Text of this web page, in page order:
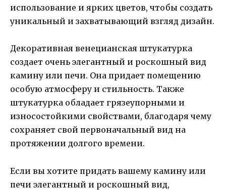
использование и ярких цветов, чтобы создать
уникальный и захватывающий взгляд дизайн.
Декоративная венецианская штукатурка
создает очень элегантный и роскошный вид
камину или печи. Она придает помещению
особую атмосферу и стильность. Также
штукатурка обладает грязеупорными и
износостойкими свойствами, благодаря чему
сохраняет свой первоначальный вид на
протяжении долгого времени.
Если вы хотите придать вашему камину или
печи элегантный и роскошный вид,